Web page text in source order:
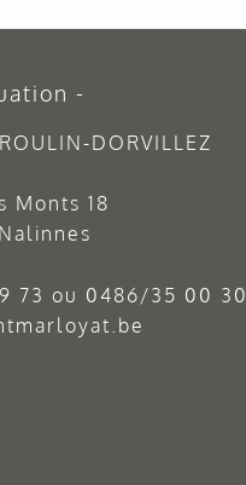
DORVILLEZ
Monts 18
73 ou 0486/35 00 30